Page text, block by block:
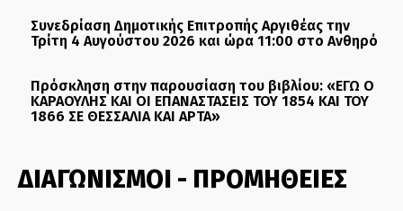
Συνεδρίαση Δημοτικής Επιτροπής Αργιθέας την
Τρίτη 4 Αυγούστου 2026 και ώρα 11:00 στο Ανθηρό
Πρόσκληση στην παρουσίαση του βιβλίου: «ΕΓΩ Ο
ΚΑΡΑΟΥΛΗΣ ΚΑΙ ΟΙ ΕΠΑΝΑΣΤΑΣΕΙΣ ΤΟΥ 1854 ΚΑΙ ΤΟΥ
1866 ΣΕ ΘΕΣΣΑΛΙΑ ΚΑΙ ΑΡΤΑ»
ΔΙΑΓΩΝΙΣΜΟΙ - ΠΡΟΜΗΘΕΙΕΣ